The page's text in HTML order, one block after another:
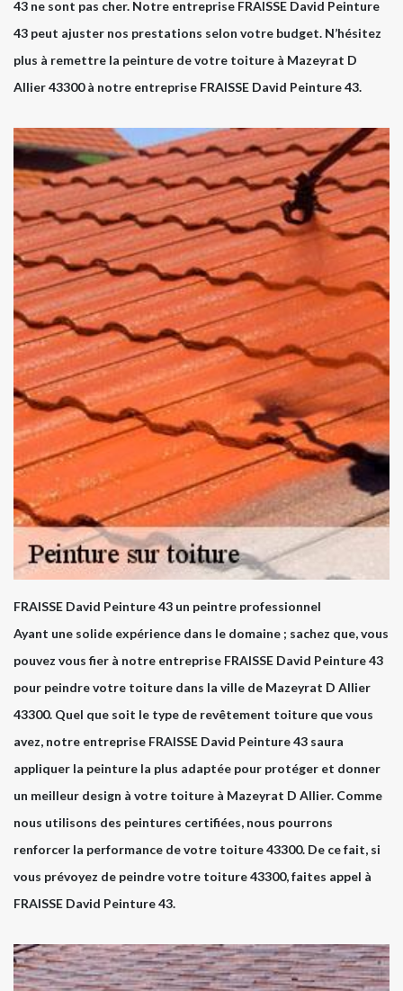
43 ne sont pas cher. Notre entreprise FRAISSE David Peinture
43 peut ajuster nos prestations selon votre budget. N’hésitez
plus à remettre la peinture de votre toiture à Mazeyrat D
Allier 43300 à notre entreprise FRAISSE David Peinture 43.
FRAISSE David Peinture 43 un peintre professionnel
Ayant une solide expérience dans le domaine ; sachez que, vous
pouvez vous fier à notre entreprise FRAISSE David Peinture 43
pour peindre votre toiture dans la ville de Mazeyrat D Allier
43300. Quel que soit le type de revêtement toiture que vous
avez, notre entreprise FRAISSE David Peinture 43 saura
appliquer la peinture la plus adaptée pour protéger et donner
un meilleur design à votre toiture à Mazeyrat D Allier. Comme
nous utilisons des peintures certifiées, nous pourrons
renforcer la performance de votre toiture 43300. De ce fait, si
vous prévoyez de peindre votre toiture 43300, faites appel à
FRAISSE David Peinture 43.